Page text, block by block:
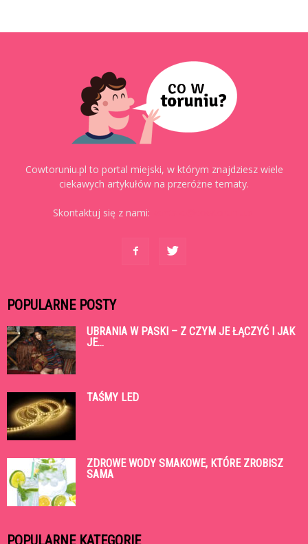
Cowtoruniu.pl to portal miejski, w którym znajdziesz wiele
ciekawych artykułów na przeróżne tematy.
Skontaktuj się z nami:
POPULARNE POSTY
UBRANIA W PASKI – Z CZYM JE ŁĄCZYĆ I JAK
JE...
TAŚMY LED
ZDROWE WODY SMAKOWE, KTÓRE ZROBISZ
SAMA